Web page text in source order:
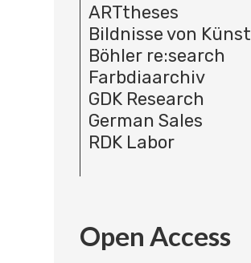
ARTtheses
Bildnisse von
Böhler re:search
Farbdiaarchiv
GDK Research
German Sales
RDK Labor
Open Access